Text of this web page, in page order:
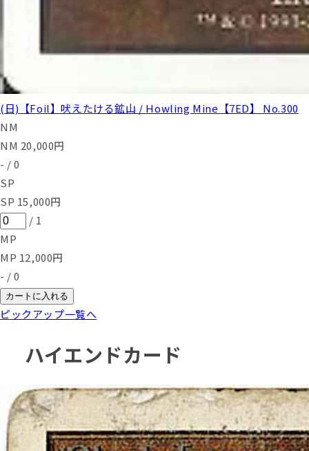
(日)【Foil】吠えたける鉱山 / Howling Mine【7ED】 No.300
NM
NM 20,000円
- / 0
SP
SP 15,000円
/ 1
MP
MP 12,000円
- / 0
カートに入れる
ピックアップ一覧へ
ハイエンドカード